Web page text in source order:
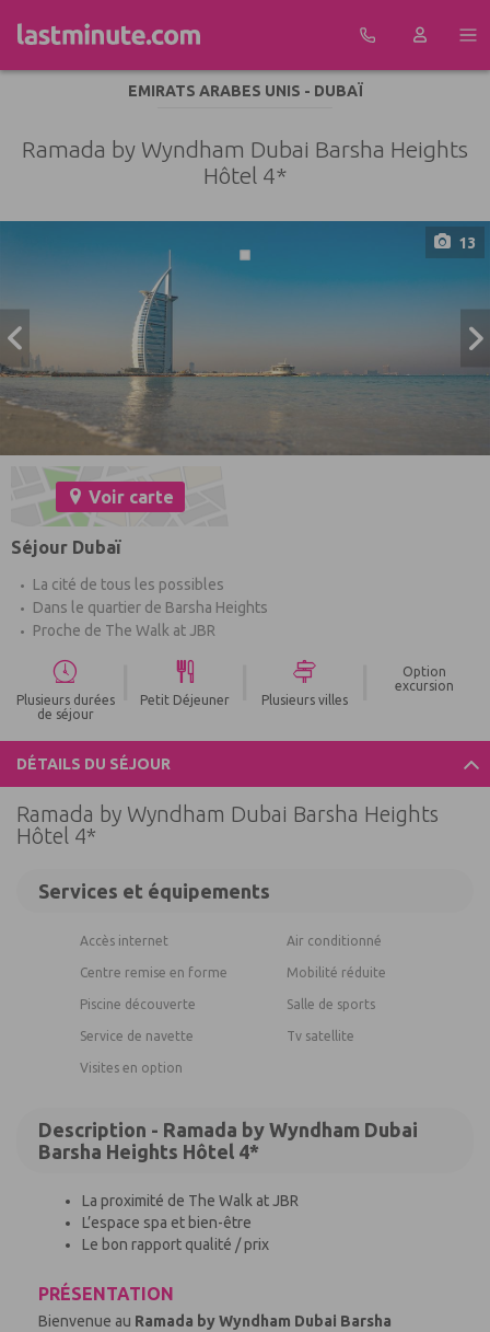
EMIRATS ARABES UNIS - DUBAÏ
Ramada by Wyndham Dubai Barsha Heights
Hôtel 4*
13
Voir carte
Séjour Dubaï
La cité de tous les possibles
Dans le quartier de Barsha Heights
Proche de The Walk at JBR
Plusieurs durées
de séjour
Petit Déjeuner Plusieurs villes
Option
excursion
DÉTAILS DU SÉJOUR
Ramada by Wyndham Dubai Barsha Heights
Hôtel 4*
Services et équipements
Accès internet Air conditionné
Centre remise en forme Mobilité réduite
Piscine découverte Salle de sports
Service de navette Tv satellite
Visites en option
Description - Ramada by Wyndham Dubai
Barsha Heights Hôtel 4*
La proximité de The Walk at JBR
L’espace spa et bien-être
Le bon rapport qualité / prix
PRÉSENTATION
Bienvenue au Ramada by Wyndham Dubai Barsha